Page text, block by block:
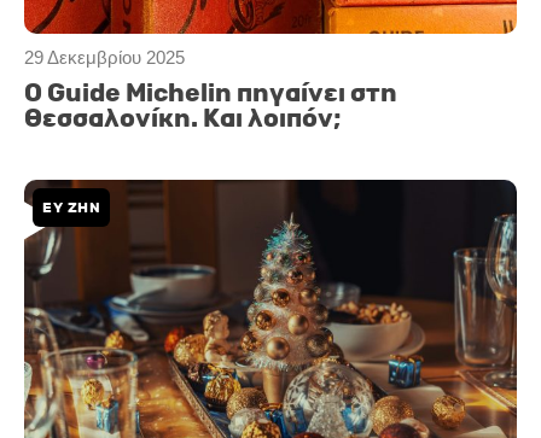
29 Δεκεμβρίου 2025
Ο Guide Michelin πηγαίνει στη
Θεσσαλονίκη. Και λοιπόν;
ΕΥ ΖΗΝ